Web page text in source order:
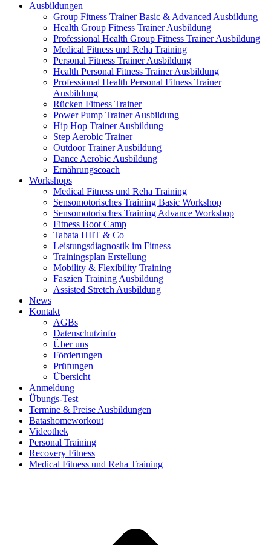
Ausbildungen
Group Fitness Trainer Basic & Advanced Ausbildung
Health Group Fitness Trainer Ausbildung
Professional Health Group Fitness Trainer Ausbildung
Medical Fitness und Reha Training
Personal Fitness Trainer Ausbildung
Health Personal Fitness Trainer Ausbildung
Professional Health Personal Fitness Trainer
Ausbildung
Rücken Fitness Trainer
Power Pump Trainer Ausbildung
Hip Hop Trainer Ausbildung
Step Aerobic Trainer
Outdoor Trainer Ausbildung
Dance Aerobic Ausbildung
Ernährungscoach
Workshops
Medical Fitness und Reha Training
Sensomotorisches Training Basic Workshop
Sensomotorisches Training Advance Workshop
Fitness Boot Camp
Tabata HIIT & Co
Leistungsdiagnostik im Fitness
Trainingsplan Erstellung
Mobility & Flexibility Training
Faszien Training Ausbildung
Assisted Stretch Ausbildung
News
Kontakt
AGBs
Datenschutzinfo
Über uns
Förderungen
Prüfungen
Übersicht
Anmeldung
Übungs-Test
Termine & Preise Ausbildungen
Batashomeworkout
Videothek
Personal Training
Recovery Fitness
Medical Fitness und Reha Training